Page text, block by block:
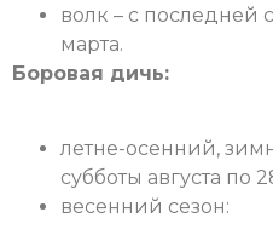
волк – с последней
марта.
Боровая дичь:
летне-осенний,
субботы августа по
весенний сезон: